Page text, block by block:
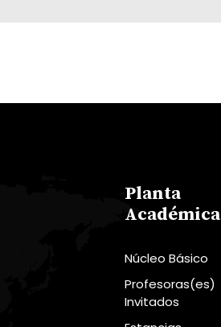
Planta
Académica
Núcleo Básico
Profesoras(es)
Invitados